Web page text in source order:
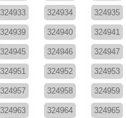
324933 324934 324935
324939 324940 324941
324945 324946 324947
324951 324952 324953
324957 324958 324959
324963 324964 324965